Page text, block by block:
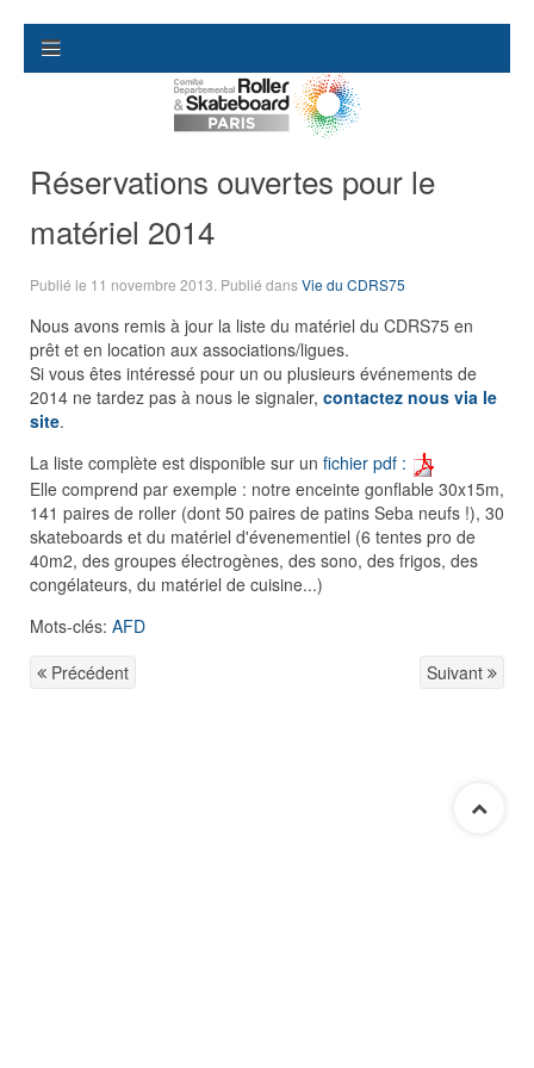
Réservations ouvertes pour le
matériel 2014
Publié le 11 novembre 2013 . Publié dansVie du CDRS75
Nous avons remis à jour la liste du matériel du CDRS75 en
prêt et en location aux associations/ligues.
Si vous êtes intéressé pour un ou plusieurs événements de
2014 ne tardez pas à nous le signaler, contactez nous via le
site.
La liste complète est disponible sur un fichier pdf :
Elle comprend par exemple : notre enceinte gonflable 30x15m,
141 paires de roller (dont 50 paires de patins Seba neufs !), 30
skateboards et du matériel d'évenementiel (6 tentes pro de
40m2, des groupes électrogènes, des sono, des frigos, des
congélateurs, du matériel de cuisine...)
Mots-clés: AFD
Précédent
Suivant